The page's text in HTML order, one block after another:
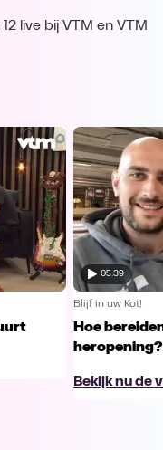
live bij VTM en VTM
05:39
Blijf in uw Kot!
Hoe
heropening?
Bekijk nu de